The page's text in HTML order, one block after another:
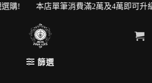
筆消費滿2萬及4萬即可升級VIP會
篩選